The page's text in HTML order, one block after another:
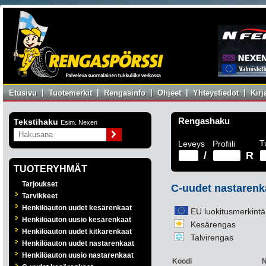
Etusivu | Tuotemerkit | Rengasinfo | Ohjeet | Yhteystiedot |
Tekstihaku Esim. Nexen
TUOTERYHMÄT
Tarjoukset
Tarvikkeet
Henkilöauton uudet kesärenkaat
Henkilöauton uusio kesärenkaat
Henkilöauton uudet kitkarenkaat
Henkilöauton uudet nastarenkaat
Henkilöauton uusio nastarenkaat
Rengashaku
Leveys
/
Profiili
R
C-uudet
EU luokitusmerkintä
Kesärengas
Talvirengas
Koodi